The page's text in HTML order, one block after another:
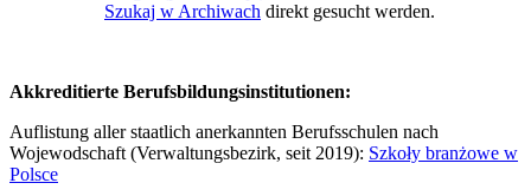
Szukaj w Archiwach direkt gesucht werden.
Akkreditierte Berufsbildungsinstitutionen:
Auflistung aller staatlich anerkannten Berufsschulen nach
Wojewodschaft (Verwaltungsbezirk, seit 2019): Szkoły branżowe w
Polsce